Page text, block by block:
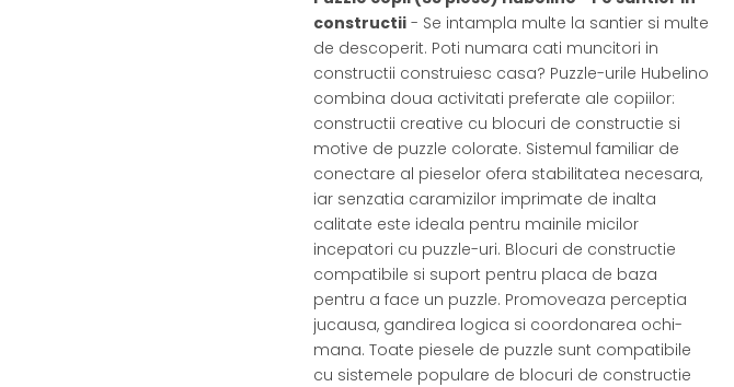
constructii - Se intampla multe la santier si multe
de descoperit. Poti numara cati muncitori in
constructii construiesc casa? Puzzle-urile Hubelino
combina doua activitati preferate ale copiilor:
constructii creative cu blocuri de constructie si
motive de puzzle colorate. Sistemul familiar de
conectare al pieselor ofera stabilitatea necesara,
iar senzatia caramizilor imprimate de inalta
calitate este ideala pentru mainile micilor
incepatori cu puzzle-uri. Blocuri de constructie
compatibile si suport pentru placa de baza
pentru a face un puzzle. Promoveaza perceptia
jucausa, gandirea logica si coordonarea ochi-
mana. Toate piesele de puzzle sunt compatibile
cu sistemele populare de blocuri de constructie